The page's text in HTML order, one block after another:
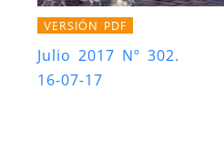
VERSIÓN PDF
Julio 2017 Nº 302.
16-07-17